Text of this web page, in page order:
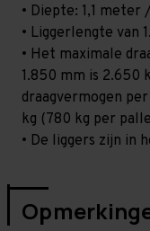
• Diepte: 1,1
• Liggerlengte van
• Het maximale
1.850 mm is 2.650
draagvermogen
kg (780 kg per
• De liggers zijn in